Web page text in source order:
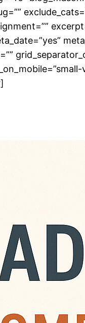
badminton.
gouweslag leden.
digitaal te betalen
voor € 90,- een
dan over